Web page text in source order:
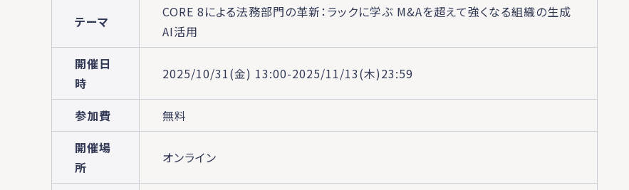
テーマ
CORE 8による法務部門の革新：ラックに学ぶ M&Aを超えて強くなる組織の生成
AI活用
開催日
時
2025/10/31(金) 13:00-2025/11/13(木)23:59
参加費
無料
開催場
所
オンライン